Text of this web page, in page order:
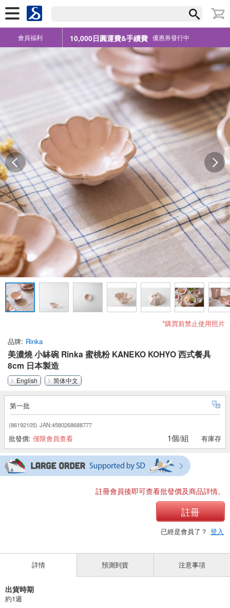
會員福利 10,000日圓運費&手續費 優惠券發行中
*購買前禁止使用照片
品牌 Rinka
美濃燒 小缽碗 Rinka 蜜桃粉 KANEKO KOHYO 西式餐具
8cm 日本製造
English 简体中文
第一批
(86192105) JAN:4580268688777
批發價: 僅限會員查看 1個/組 有庫存
註冊會員後即可查看批發價及商品詳情。
註冊
已經是會員了？ 登入
詳情
出貨時期
約1週
預測到貨 注意事項